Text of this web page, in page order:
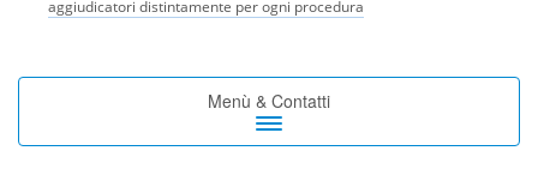
aggiudicatori distintamente per ogni procedura
Toggle
navigation
Menù & Contatti